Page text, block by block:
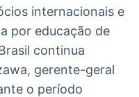
Em breve
Crédito
internacionais e
por educação de
continua
gerente-geral
o período